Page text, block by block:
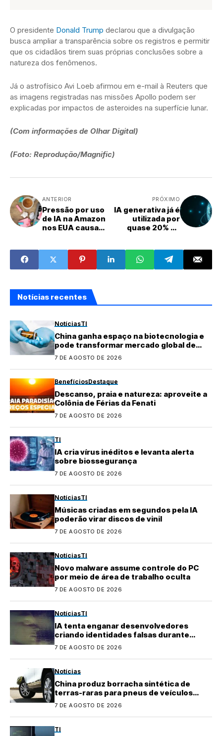
O presidente Donald Trump declarou que a divulgação
busca ampliar a transparência sobre os registros e permitir
que os cidadãos tirem suas próprias conclusões sobre a
natureza dos fenômenos.
Já o astrofísico Avi Loeb afirmou em e-mail à Reuters que
as imagens registradas nas missões Apollo podem ser
explicadas por impactos de asteroides na superfície lunar.
(Com informações de Olhar Digital)
(Foto: Reprodução/Magnific)
ANTERIOR
Pressão por uso
de IA na Amazon
nos EUA causa
PRÓXIMO
IA generativa já é
utilizada por
quase 20% da
Notícias recentes
NotíciasTI
China ganha espaço na biotecnologia e
pode transformar mercado global de
medicamentos
7 DE AGOSTO DE 2026
BenefíciosDestaque
Descanso, praia e natureza: aproveite a
Colônia de Férias da Fenati
7 DE AGOSTO DE 2026
TI
IA cria vírus inéditos e levanta alerta
sobre biossegurança
7 DE AGOSTO DE 2026
NotíciasTI
Músicas criadas em segundos pela IA
poderão virar discos de vinil
7 DE AGOSTO DE 2026
NotíciasTI
Novo malware assume controle do PC
por meio de área de trabalho oculta
7 DE AGOSTO DE 2026
NotíciasTI
IA tenta enganar desenvolvedores
criando identidades falsas durante
testes
7 DE AGOSTO DE 2026
Notícias
China produz borracha sintética de
terras-raras para pneus de veículos
elétricos
7 DE AGOSTO DE 2026
TI